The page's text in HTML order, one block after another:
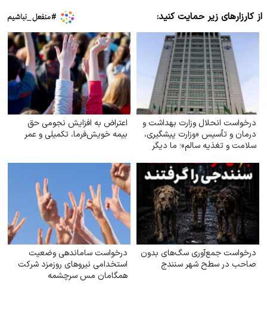
از کارزارهای زیر حمایت کنید:
درخواست انحلال وزارت بهداشت و
درمان و تأسیس «وزارت پیشگیری،
سلامت و تغذیه سالم»؛ ما دیگر
باشیم!
اعتراض به افزایش نجومی حق
بیمه خویش‌فرما، تکمیلی و عمر
درخواست جمع‌آوری سگ‌های بدون
صاحب در سطح شهر سنندج
درخواست ساماندهی وضعیت
استخدامی نیروهای روزمزد شرکت
همگامان مس سرچشمه